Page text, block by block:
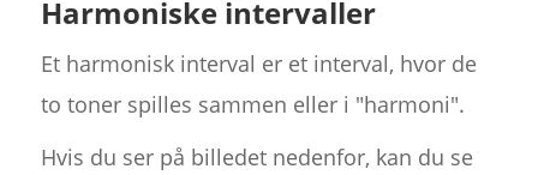
Harmoniske intervaller
Et harmonisk interval er et interval, hvor de
to toner spilles sammen eller i "harmoni".
Hvis du ser på billedet nedenfor, kan du se